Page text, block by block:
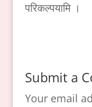
परिकल्पयामि ।
Submit a
Your email